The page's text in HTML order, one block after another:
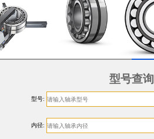
型号查询
型号:
内径: